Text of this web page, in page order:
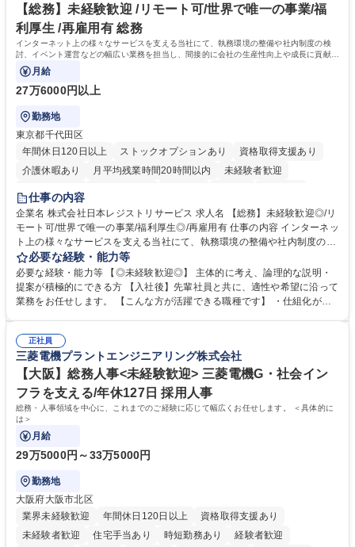
ール管理が出来る方。※将来的に他部署（営業部門、コーポレート部門）
へのジョブローテーションの可能性があります。 学歴・資格 学歴：大学
院 大学 語学力： 資格：宅地建物取引士
【総務】未経験歓迎 /リモート可/世界で唯一の事業/福
利厚生 /再雇用有 総務
インターネット上の様々なサービスを支える当社にて、執務環境の整備や社内制度の検
討、イベント運営などの幅広い業務を担当し、間接的に会社の生産性向上や成長に貢献し
ている部署です。
月給
27万6000円以上
勤務地
東京都千代田区
年間休日120日以上
ストックオプションあり
資格取得支援あり
介護休暇あり
月平均残業時間20時間以内
未経験者歓迎
住宅手当あり
完全週休2日制
交通費支給 駅近5分以内 土日祝休み 服装自由
仕事の内容
企業名 株式会社日本レジストリサービス 求人名 【総務】未経験歓迎◎/リ
モート可/世界で唯一の事業/福利厚生◎/再雇用有 仕事の内容 インターネッ
ト上の様々なサービスを支える当社にて、執務環境の整備や社内制度の検
討、イベント運営などの幅広い業務を担当し、間接的に会社の生産性向上
や成長に貢献している部署です。 会社の全メンバーが安心して長く成果を
発揮できる環境を整えるために、毎日のメンテナンスや維持管理に加え、
新たな施策検討を積極的に行っていただき、会社全体を巻き込み課題解決
幅広い業務の体得が可能で、多様なキャリアパスを描くことも可能です。
募集職種 【総務】未経験歓迎◎/リモート可/世界で唯一の事業/福利厚生◎/
再雇用有
必要な経験・能力等
必要な経験・能力等 【◎未経験歓迎◎】 主体的に考え、論理的な説明・
提案が積極的にできる方 【入社後】先輩社員と共に、適性や希望に沿って
業務をお任せします。 【こんな方が活躍できる職種です】 ・仕組化が好
対処できる・新しいことに興味関心がある 【魅力】■自己啓発支援：資格
取得や通信教育など費用の80%（年間25万円まで）を補助 ■住宅手当：家
賃の50%（月額7万円まで）を補助 学歴・資格 学歴：大学院 大学 語学
力： 資格：
正社員
三菱電機プラントエンジニアリング株式会社
【大阪】総務人事<未経験歓迎> 三菱電機G・社会イン
フラを支える/年休127日 採用人事
総務・人事領域を中心に、これまでのご経験に応じて幅広くお任せします。 ＜具体的に
は＞
月給
29万5000円～33万5000円
勤務地
大阪府大阪市北区
業界未経験歓迎
年間休日120日以上
資格取得支援あり
未経験者歓迎
住宅手当あり 時短勤務あり
経験者歓迎